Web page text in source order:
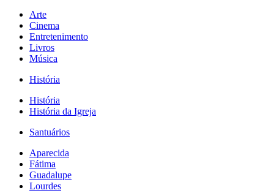
Arte
Cinema
Entretenimento
Livros
Música
História
História
História da Igreja
Santuários
Aparecida
Fátima
Guadalupe
Lourdes